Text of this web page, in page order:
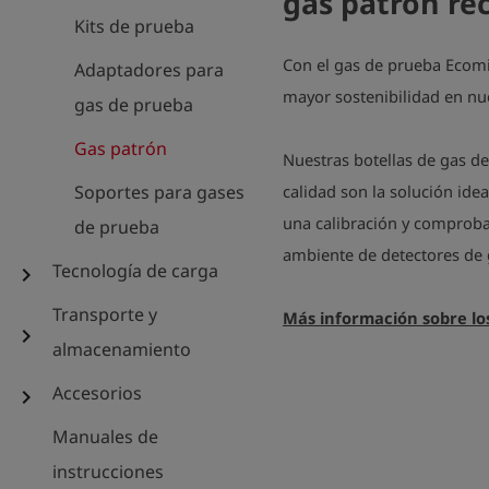
Kits de prueba
Adaptadores para
gas de prueba
Gas patrón
Soportes para gases
de prueba
chevron_right Tecnología de carga
chevron_right
Transporte y
almacenamiento
chevron_right
Accesorios
Manuales de
instrucciones
Con el gas de prueba
mayor sostenibilidad en
Nuestras botellas de gas
calidad son la solución
una calibración y
ambiente de detectores
Más información sobre